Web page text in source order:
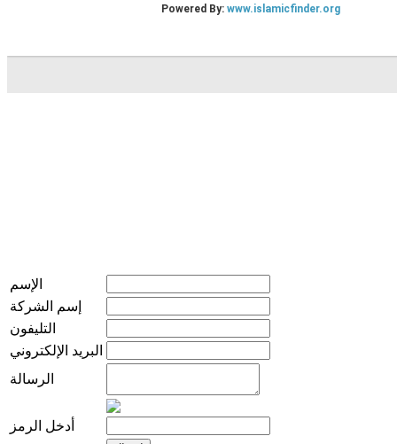
الإسم
إسم الشركة
التليفون
البريد الإلكتروني
الرسالة
أدخل الرمز